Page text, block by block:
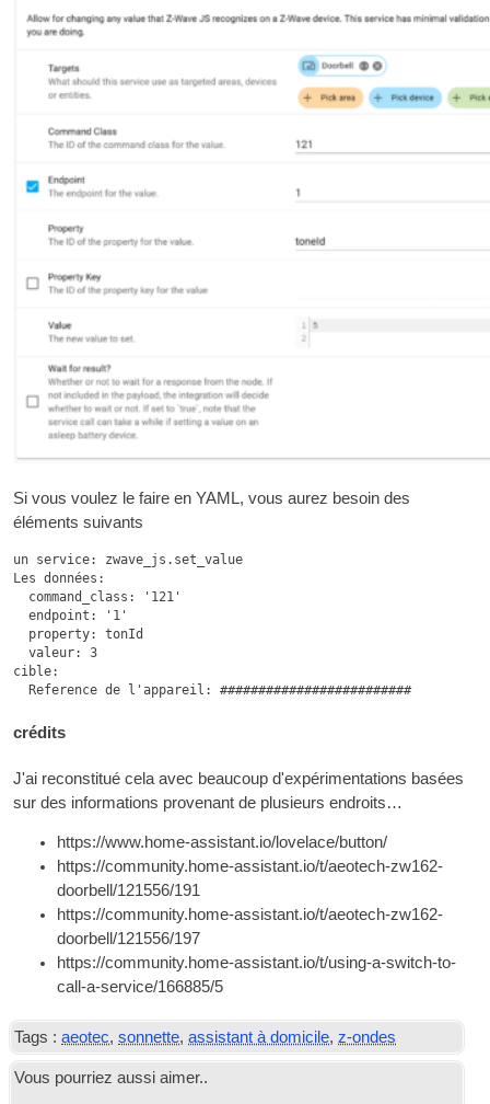
Si vous voulez le faire en YAML, vous aurez besoin des
éléments suivants
un service: zwave_js.set_value
Les données:
  command_class:
'121'
  endpoint
:
'1'
  property
: tonId
  valeur: 3
cible:
  Reference de l'appareil: #########################
crédits
J'ai reconstitué cela avec beaucoup d'expérimentations basées
sur des informations provenant de plusieurs endroits…
https://www.home-assistant.io/lovelace/button/
https://community.home-assistant.io/t/aeotech-zw162-
doorbell/121556/191
https://community.home-assistant.io/t/aeotech-zw162-
doorbell/121556/197
https://community.home-assistant.io/t/using-a-switch-to-
call-a-service/166885/5
Tags : aeotec,sonnette,assistant à domicile,z-ondes
Vous pourriez aussi aimer..